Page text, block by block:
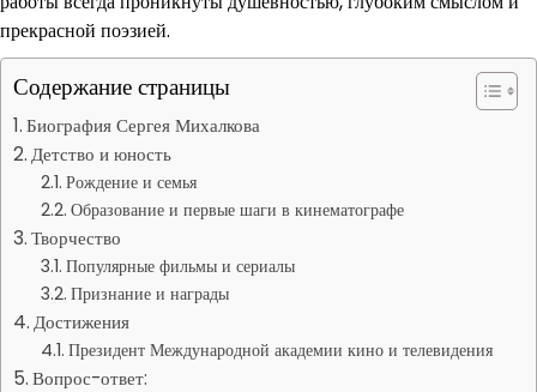
прекрасной поэзией.
Содержание страницы
Биография Сергея Михалкова
Детство и юность
Рождение и семья
Образование и первые шаги в кинематографе
Творчество
Популярные фильмы и сериалы
Признание и награды
Достижения
Президент Международной академии кино и телевидения
Вопрос-ответ: